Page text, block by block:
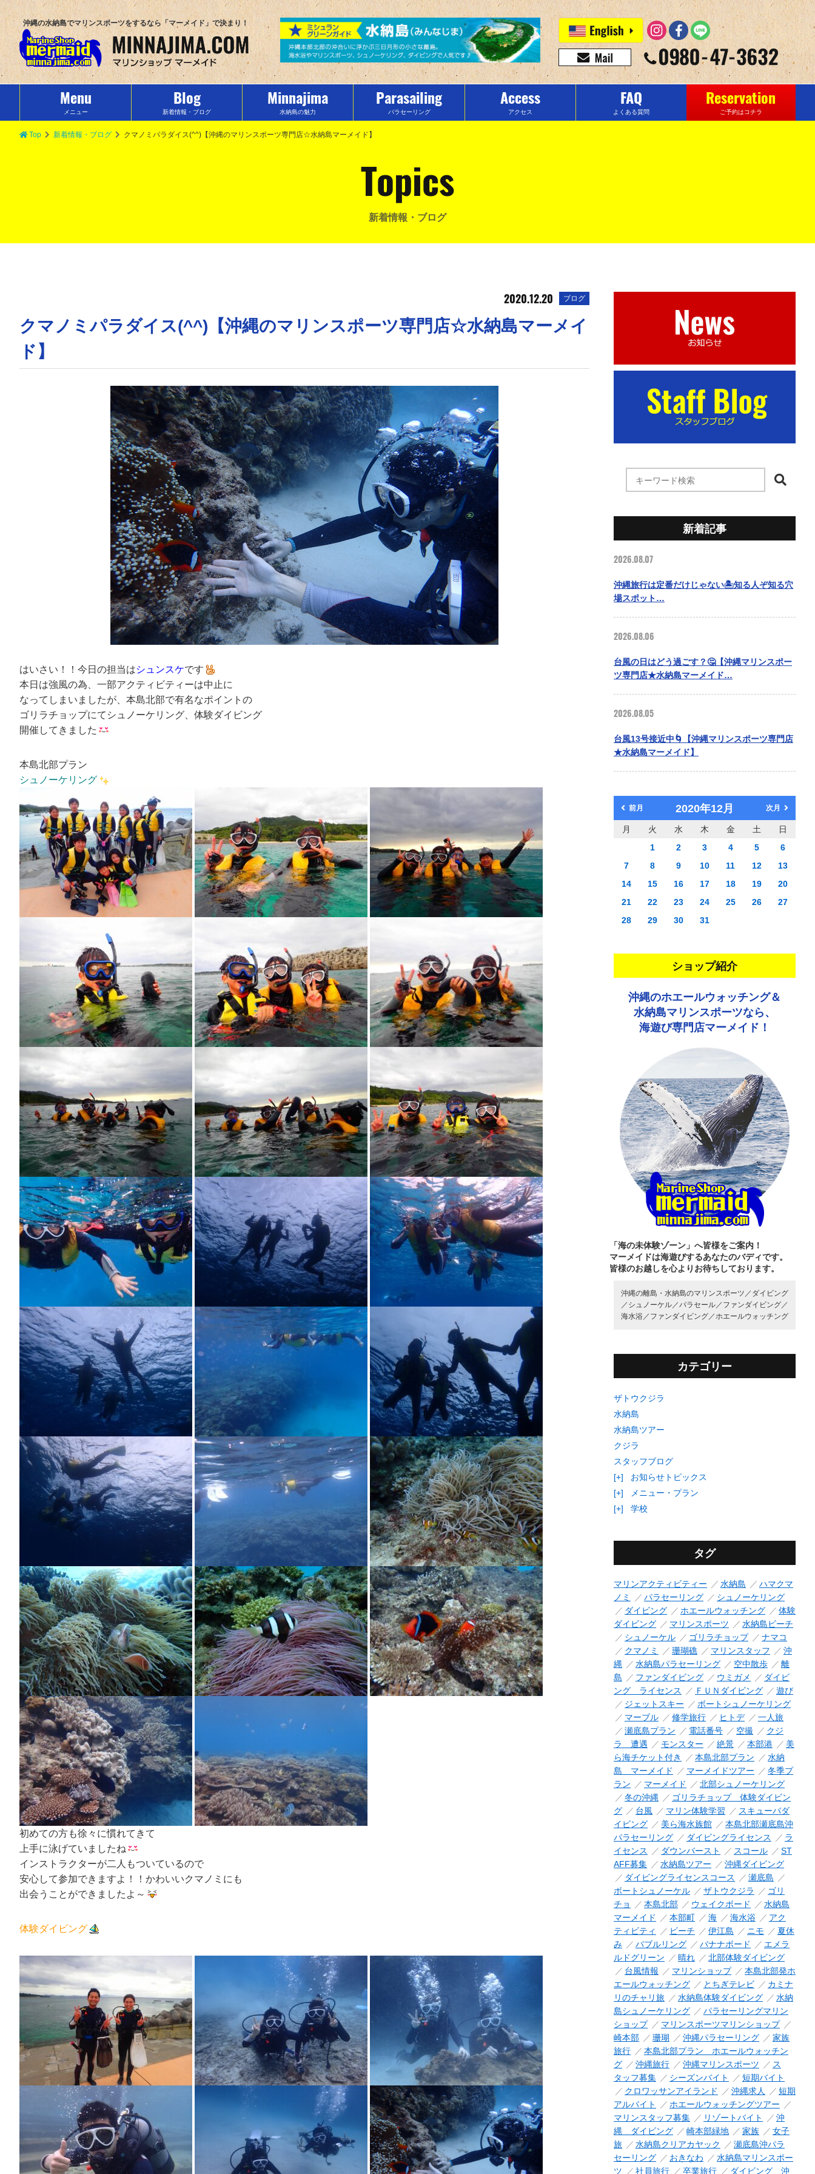
沖縄の水納島でマリンスポーツをするなら「マーメイド」で決まり！
Menu
メニュー
Blog
新着情報・ブログ
Minnajima
水納島の魅力
Parasailing
パラセーリング
Access
アクセス
FAQ
よくある質問
Reservation
ご予約はコチラ
Top 新着情報・ブログ クマノミパラダイス(^^)【沖縄のマリンスポーツ専門店☆水納島マーメイド】
Topics
新着情報・ブログ
2020.12.20 ブログ
クマノミパラダイス(^^)【沖縄のマリンスポーツ専門店☆水納島マーメイ
ド】
はいさい！！今日の担当はシュンスケです
本日は強風の為、一部アクティビティーは中止に
なってしまいましたが、本島北部で有名なポイントの
ゴリラチョップにてシュノーケリング、体験ダイビング
開催してきました
本島北部プラン
シュノーケリング
初めての方も徐々に慣れてきて
上手に泳げていましたね
インストラクターが二人もついているので
安心して参加できますよ！！かわいいクマノミにも
出会うことができましたよ～
体験ダイビング
新着記事
2026.08.07
沖縄旅行は定番だけじゃない🏝️知る人ぞ知る穴
場スポット…
2026.08.06
台風の日はどう過ごす？🤔【沖縄マリンスポー
ツ専門店★水納島マーメイド…
2026.08.05
台風13号接近中🌀【沖縄マリンスポーツ専門店
★水納島マーメイド】
前月 2020年12月 次月
月 火 水 木 金 土
日
1
2 3 4 5
6
7
8 9 10 11 12
13
14
15 16 17 18 19
20
21
22 23 24 25 26
27
28
29 30 31
ショップ紹介
沖縄のホエールウォッチング＆
水納島マリンスポーツなら、
海遊び専門店マーメイド！
「海の未体験ゾーン」へ皆様をご案内！
マーメイドは海遊びするあなたのバディです。
皆様のお越しを心よりお待ちしております。
沖縄の離島・水納島のマリンスポーツ／ ダイビング
／ シュノーケル／ パラセール／ ファンダイビング／
海水浴／ ファンダイビング／ ホエールウォッチング
カテゴリー
ザトウクジラ
水納島
水納島ツアー
クジラ
スタッフブログ
[+]
お知らせトピックス
[+]
メニュー・プラン
[+]
学校
タグ
マリンアクティビティー 水納島
ハマクマ
ノミ
パラセーリング
シュノーケリング
ダイビング
ホエールウォッチング
体験
ダイビング
マリンスポーツ
水納島ビーチ
シュノーケル
ゴリラチョップ
ナマコ
クマノミ
珊瑚礁 マリンスタッフ
沖
縄
水納島パラセーリング 空中散歩
離
島
ファンダイビング ウミガメ
ダイビ
ング ライセンス
ＦＵＮダイビング
遊び
ジェットスキー
ボートシュノーケリング
マーブル
修学旅行 ヒトデ
一人旅
瀬底島プラン
電話番号 空撮
クジ
ラ 遭遇
モンスター 絶景 本部港
美
ら海チケット付き
本島北部プラン
水納
島 マーメイド
マーメイドツアー
冬季プ
ラン
マーメイド
北部シュノーケリング
冬の沖縄
ゴリラチョップ 体験ダイビン
グ
台風 マリン体験学習
スキューバダ
イビング
美ら海水族館
本島北部瀬底島沖
パラセーリング
ダイビングライセンス
ラ
イセンス
ダウンバースト スコール
ST
AFF募集
水納島ツアー
沖縄ダイビング
ダイビングライセンスコース
瀬底島
ボートシュノーケル
ザトウクジラ
ゴリ
チョ
本島北部 ウェイクボード
水納島
マーメイド
本部町 海 海水浴
アク
ティビティ
ビーチ 伊江島 ニモ
夏休
み
バブルリング バナナボード
エメラ
ルドグリーン
晴れ
北部体験ダイビング
台風情報
マリンショップ
本島北部発ホ
エールウォッチング
とちぎテレビ
カミナ
リのチャリ旅
水納島体験ダイビング
水納
島シュノーケリング
パラセーリングマリン
ショップ
マリンスポーツマリンショップ
崎本部
珊瑚 沖縄パラセーリング
家族
旅行
本島北部プラン ホエールウォッチン
グ
沖縄旅行 沖縄マリンスポーツ
ス
タッフ募集
シーズンバイト
短期バイト
クロワッサンアイランド
沖縄求人
短期
アルバイト
ホエールウォッチングツアー
マリンスタッフ募集
リゾートバイト
沖
縄 ダイビング
崎本部緑地 家族
女子
旅
水納島クリアカヤック
瀬底島沖パラ
セーリング
おきなわ
水納島マリンスポー
ツ
社員旅行 卒業旅行 ダイビング 沖